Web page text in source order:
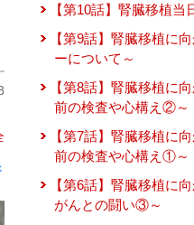
【第10話】腎臓移植当
【第9話】腎臓移植に
ーについて～
【第8話】腎臓移植に
前の検査や心構え②～
【第7話】腎臓移植に
前の検査や心構え①～
【第6話】腎臓移植に
がんとの闘い③～